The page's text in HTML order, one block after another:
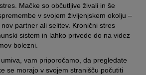
Mačke so občutljive živali in še
v svojem življenjskem okolju –
partner ali selitev. Kronični stres
sistem in lahko privede do na videz
bolezni.
vam priporočamo, da pregledate
se morajo v svojem stranišču počutiti